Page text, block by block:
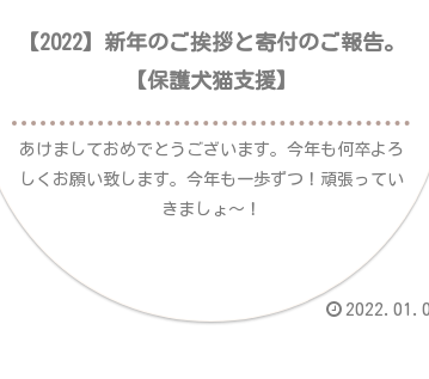
【2022】新年のご挨拶と寄付のご報告。
【保護犬猫支援】
あけましておめでとうございます。今年も何卒よろ
しくお願い致します。今年も一歩ずつ！頑張ってい
きましょ～！